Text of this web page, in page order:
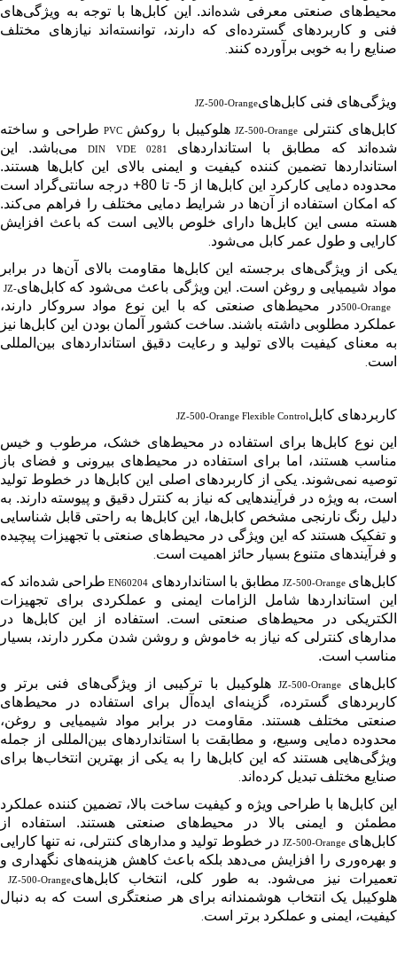
محیط‌های صنعتی معرفی شده‌اند. این کابل‌ها با توجه به ویژگی‌های
فنی و کاربردهای گسترده‌ای که دارند، توانسته‌اند نیازهای مختلف
صنایع را به خوبی برآورده کنند
ویژگی‌های فنی کابل‌هایJZ-500-Orange
کابل‌های کنترلی JZ-500-Orange هلوکیبل با روکش PVC طراحی و ساخته
شده‌اند که مطابق با استانداردهای DIN VDE 0281
می‌باشد. این
استانداردها تضمین کننده کیفیت و ایمنی بالای این کابل‌ها هستند.
محدوده دمایی کارکرد این کابل‌ها از 5- تا 80+ درجه سانتی‌گراد است
که امکان استفاده از آن‌ها در شرایط دمایی مختلف را فراهم می‌کند.
هسته مسی این کابل‌ها دارای خلوص بالایی است که باعث افزایش
کارایی و طول عمر کابل می‌شود
یکی از ویژگی‌های برجسته این کابل‌ها مقاومت بالای آن‌ها در برابر
مواد شیمیایی و روغن است. این ویژگی باعث می‌شود که کابل‌هایJZ-
500-Orangeدر محیط‌های صنعتی که با این نوع مواد سروکار دارند،
عملکرد مطلوبی داشته باشند. ساخت کشور آلمان بودن این کابل‌ها نیز
به معنای کیفیت بالای تولید و رعایت دقیق استانداردهای بین‌المللی
است
کاربردهای کابلJZ-500-Orange Flexible Control
این نوع کابل‌ها برای استفاده در محیط‌های خشک، مرطوب و خیس
مناسب هستند، اما برای استفاده در محیط‌های بیرونی و فضای باز
توصیه نمی‌شوند. یکی از کاربردهای اصلی این کابل‌ها در خطوط تولید
است، به ویژه در فرآیندهایی که نیاز به کنترل دقیق و پیوسته دارند. به
دلیل رنگ نارنجی مشخص کابل‌ها، این کابل‌ها به راحتی قابل شناسایی
و تفکیک هستند که این ویژگی در محیط‌های صنعتی با تجهیزات پیچیده
و فرآیندهای متنوع بسیار حائز اهمیت است
کابل‌های JZ-500-Orange مطابق با استانداردهای EN60204 طراحی شده‌اند که
این استانداردها شامل الزامات ایمنی و عملکردی برای تجهیزات
الکتریکی در محیط‌های صنعتی است. استفاده از این کابل‌ها در
مدارهای کنترلی که نیاز به خاموش و روشن شدن مکرر دارند، بسیار
مناسب است.
کابل‌های JZ-500-Orange هلوکیبل با ترکیبی از ویژگی‌های فنی برتر و
کاربردهای گسترده، گزینه‌ای ایده‌آل برای استفاده در محیط‌های
صنعتی مختلف هستند. مقاومت در برابر مواد شیمیایی و روغن،
محدوده دمایی وسیع، و مطابقت با استانداردهای بین‌المللی از جمله
ویژگی‌هایی هستند که این کابل‌ها را به یکی از بهترین انتخاب‌ها برای
صنایع مختلف تبدیل کرده‌اند
این کابل‌ها با طراحی ویژه و کیفیت ساخت بالا، تضمین کننده عملکرد
مطمئن و ایمنی بالا در محیط‌های صنعتی هستند. استفاده از
کابل‌های JZ-500-Orange در خطوط تولید و مدارهای کنترلی، نه تنها کارایی
و بهره‌وری را افزایش می‌دهد بلکه باعث کاهش هزینه‌های نگهداری و
تعمیرات نیز می‌شود. به طور کلی، انتخاب کابل‌هایJZ-500-Orange
هلوکیبل یک انتخاب هوشمندانه برای هر صنعتگری است که به دنبال
کیفیت، ایمنی و عملکرد برتر است